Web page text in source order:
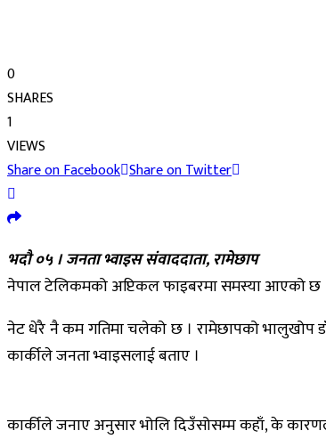
0
SHARES
1
VIEWS
Share on Facebook Share on Twitter
भदौ ०५ । जनता भ्वाइस संवाददाता, रामेछाप
नेपाल टेलिकमको अप्टिकल फाइबरमा समस्या आएको छ
नेट धेरै नै कम गतिमा चलेको छ । रामेछापको भालुखोप
कार्कीले जनता भ्वाइसलाई बताए ।
कार्कीले जनाए अनुसार भोलि दिउँसोसम्म कहाँ, के